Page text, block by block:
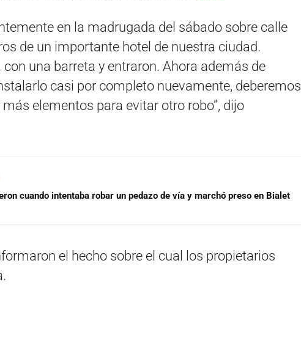
en la madrugada del sábado sobre calle
de un importante hotel de nuestra ciudad.
con una barreta y entraron. Ahora además de
casi por completo nuevamente, deberemos
elementos para evitar otro robo”, dijo
cuando intentaba robar un pedazo de vía y marchó preso en Bialet
el hecho sobre el cual los propietarios